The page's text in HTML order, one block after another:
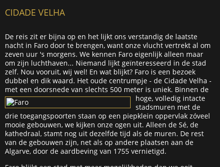
CIDADE VELHA
De reis zit er bijna op en het lijkt ons verstandig de laatste
nacht in Faro door te brengen, want onze vlucht vertrekt al om
zeven uur 's morgens. We kennen Faro eigenlijk alleen maar
om zijn luchthaven... Niemand lijkt geïnteresseerd in de stad
zelf. Nou vooruit, wij wel! En wat blijkt? Faro is een bezoek
dubbel en dik waard. Het oude centrumpje - de Cidade Velha -
met een doorsnede van slechts 500 meter is uniek. Binnen de
hoge, volledig intacte
stadsmuren met de
drie toegangspoorten staan op een piepklein oppervlak zóveel
mooie gebouwen, we kijken onze ogen uit. Alleen de Sé, de
kathedraal, stamt nog uit dezelfde tijd als de muren. De rest
van de gebouwen zijn, net als op andere plaatsen aan de
Algarve, door de aardbeving van 1755 vernietigd.